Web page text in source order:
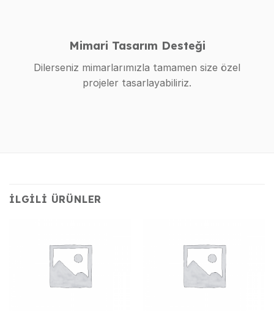
Mimari Tasarım Desteği
Dilerseniz mimarlarımızla tamamen size özel
projeler tasarlayabiliriz.
İLGILI ÜRÜNLER